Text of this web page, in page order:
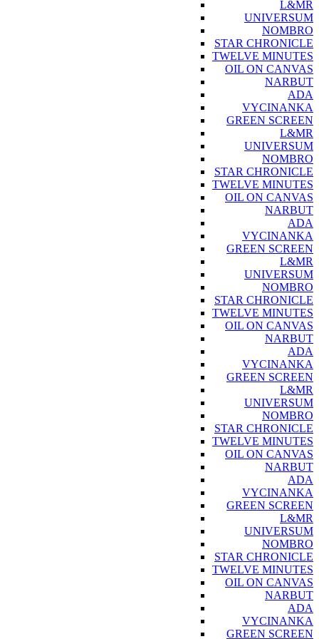
L&MR
UNIVERSUM
NOMBRO
STAR CHRONICLE
TWELVE MINUTES
OIL ON CANVAS
NARBUT
ADA
VYCINANKA
GREEN SCREEN
L&MR
UNIVERSUM
NOMBRO
STAR CHRONICLE
TWELVE MINUTES
OIL ON CANVAS
NARBUT
ADA
VYCINANKA
GREEN SCREEN
L&MR
UNIVERSUM
NOMBRO
STAR CHRONICLE
TWELVE MINUTES
OIL ON CANVAS
NARBUT
ADA
VYCINANKA
GREEN SCREEN
L&MR
UNIVERSUM
NOMBRO
STAR CHRONICLE
TWELVE MINUTES
OIL ON CANVAS
NARBUT
ADA
VYCINANKA
GREEN SCREEN
L&MR
UNIVERSUM
NOMBRO
STAR CHRONICLE
TWELVE MINUTES
OIL ON CANVAS
NARBUT
ADA
VYCINANKA
GREEN SCREEN